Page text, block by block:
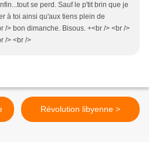
se perd. Sauf le p'tit brin que je
à toi ainsi qu'aux tiens plein de
/> bon dimanche. Bisous. +<br /> <br />
/> <br />
Révolution libyenne >